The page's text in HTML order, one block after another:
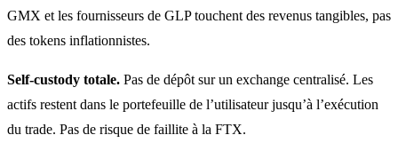
GMX et les fournisseurs de GLP touchent des revenus tangibles, pas
des tokens inflationnistes.
Self-custody totale. Pas de dépôt sur un exchange centralisé. Les
actifs restent dans le portefeuille de l’utilisateur jusqu’à l’exécution
du trade. Pas de risque de faillite à la FTX.